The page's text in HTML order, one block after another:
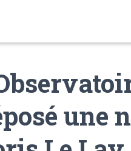
une